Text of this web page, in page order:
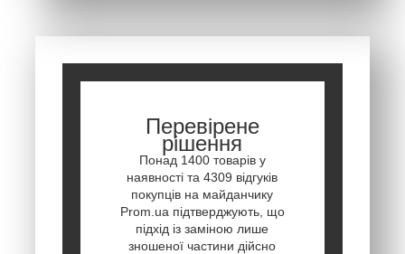
Перевірене
рішення
Понад 1400 товарів у
наявності та 4309 відгуків
покупців на майданчику
Prom.ua підтверджують, що
підхід із заміною лише
зношеної частини дійсно